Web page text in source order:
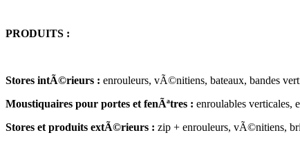
PRODUITS :
Stores intÃ©rieurs : enrouleurs, vÃ©nitiens, bateaux, bandes
Moustiquaires pour portes et fenÃªtres : enroulables verticales,
Stores et produits extÃ©rieurs : zip + enrouleurs, vÃ©nitiens,